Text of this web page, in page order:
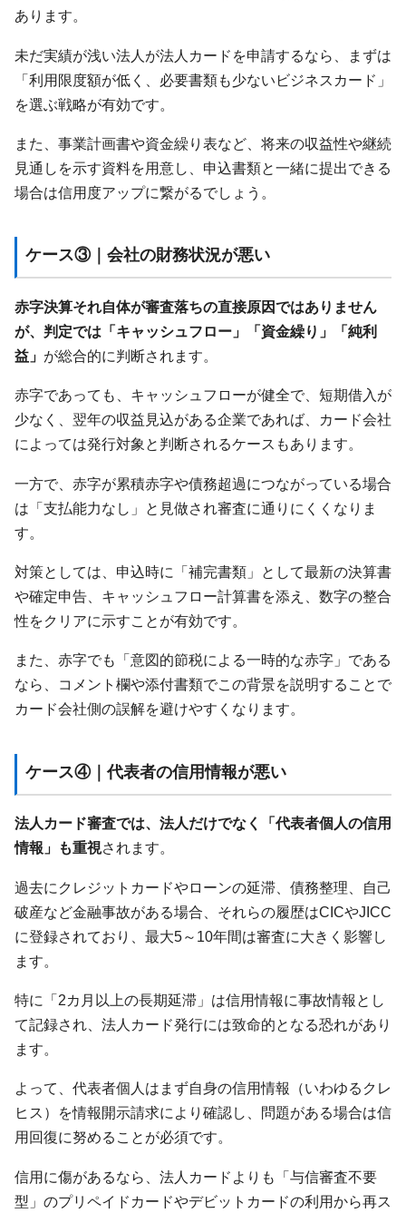
あります。
未だ実績が浅い法人が法人カードを申請するなら、まずは
「利用限度額が低く、必要書類も少ないビジネスカード」
を選ぶ戦略が有効です。
また、事業計画書や資金繰り表など、将来の収益性や継続
見通しを示す資料を用意し、申込書類と一緒に提出できる
場合は信用度アップに繋がるでしょう。
ケース③｜会社の財務状況が悪い
赤字決算それ自体が審査落ちの直接原因ではありません
が、判定では「キャッシュフロー」「資金繰り」「純利
益」 が総合的に判断されます。
赤字であっても、キャッシュフローが健全で、短期借入が
少なく、翌年の収益見込がある企業であれば、カード会社
によっては発行対象と判断されるケースもあります。
一方で、赤字が累積赤字や債務超過につながっている場合
は「支払能力なし」と見做され審査に通りにくくなりま
す。
対策としては、申込時に「補完書類」として最新の決算書
や確定申告、キャッシュフロー計算書を添え、数字の整合
性をクリアに示すことが有効です。
また、赤字でも「意図的節税による一時的な赤字」である
なら、コメント欄や添付書類でこの背景を説明することで
カード会社側の誤解を避けやすくなります。
ケース④｜代表者の信用情報が悪い
法人カード審査では、法人だけでなく「代表者個人の信用
情報」も重視されます。
過去にクレジットカードやローンの延滞、債務整理、自己
破産など金融事故がある場合、それらの履歴はCICやJICC
に登録されており、最大5～10年間は審査に大きく影響し
ます。
特に「2カ月以上の長期延滞」は信用情報に事故情報とし
て記録され、法人カード発行には致命的となる恐れがあり
ます。
よって、代表者個人はまず自身の信用情報（いわゆるクレ
ヒス）を情報開示請求により確認し、問題がある場合は信
用回復に努めることが必須です。
信用に傷があるなら、法人カードよりも「与信審査不要
型」のプリペイドカードやデビットカードの利用から再ス